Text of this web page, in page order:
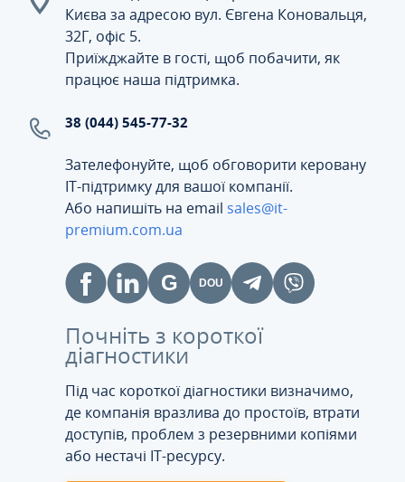
Києва за адресою вул. Євгена Коновальця,
32Г, офіс 5.
Приїжджайте в гості, щоб побачити, як
працює наша підтримка.
38 (044) 545-77-32
Зателефонуйте, щоб обговорити керовану
ІТ-підтримку для вашої компанії.
Або напишіть на email sales@it-
premium.com.ua
Почніть з короткої
діагностики
Під час короткої діагностики визначимо,
де компанія вразлива до простоїв, втрати
доступів, проблем з резервними копіями
або нестачі IT-ресурсу.